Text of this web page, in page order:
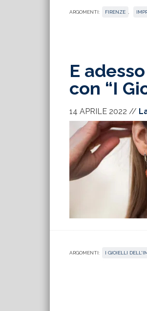
ARGOMENTI: FIRENZE
E
con “I
14 APRILE 2022 //
ARGOMENTI: I GIOIELLI